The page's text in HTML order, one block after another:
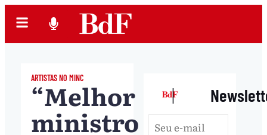
ARTISTAS NO MINC
“Melhor
ministro
|